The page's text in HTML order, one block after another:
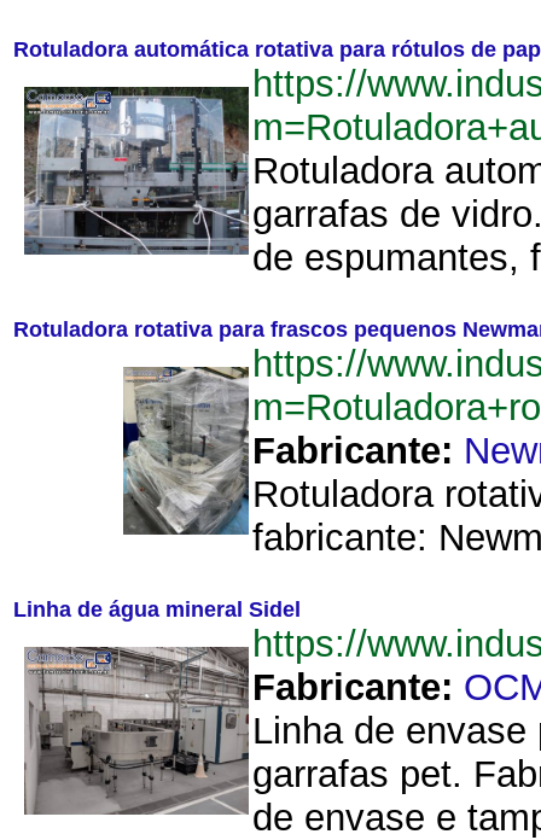
Rotuladora automática rotativa para rótulos de
https://
Rotuladora
garrafas de
de espumantes,
Rotuladora rotativa para frascos pequenos
https://
Fabricante:
Rotuladora
fabricante:
Linha de água mineral Sidel
https://
Fabricante:
Linha de
garrafas pet.
de envase e